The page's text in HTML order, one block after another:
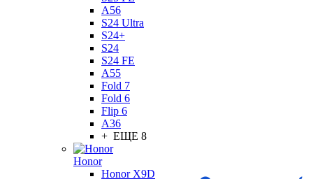
A56
S24 Ultra
S24+
S24
S24 FE
A55
Fold 7
Fold 6
Flip 6
A36
+ ЕЩЕ 8
Honor
Honor X9D